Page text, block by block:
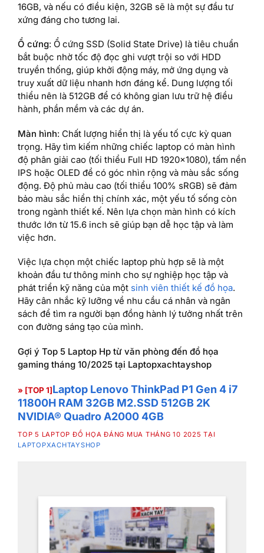
16GB, và nếu có điều kiện, 32GB sẽ là một sự đầu tư
xứng đáng cho tương lai.
Ổ cứng: Ổ cứng SSD (Solid State Drive) là tiêu chuẩn
bắt buộc nhờ tốc độ đọc ghi vượt trội so với HDD
truyền thống, giúp khởi động máy, mở ứng dụng và
truy xuất dữ liệu nhanh hơn đáng kể. Dung lượng tối
thiểu nên là 512GB để có không gian lưu trữ hệ điều
hành, phần mềm và các dự án.
Màn hình: Chất lượng hiển thị là yếu tố cực kỳ quan
trọng. Hãy tìm kiếm những chiếc laptop có màn hình
độ phân giải cao (tối thiểu Full HD 1920×1080), tấm nền
IPS hoặc OLED để có góc nhìn rộng và màu sắc sống
động. Độ phủ màu cao (tối thiểu 100% sRGB) sẽ đảm
bảo màu sắc hiển thị chính xác, một yếu tố sống còn
trong ngành thiết kế. Nên lựa chọn màn hình có kích
thước lớn từ 15.6 inch sẽ giúp bạn dễ học tập và làm
việc hơn.
Việc lựa chọn một chiếc laptop phù hợp sẽ là một
khoản đầu tư thông minh cho sự nghiệp học tập và
phát triển kỹ năng của một sinh viên thiết kế đồ họa.
Hãy cân nhắc kỹ lưỡng về nhu cầu cá nhân và ngân
sách để tìm ra người bạn đồng hành lý tưởng nhất trên
con đường sáng tạo của mình.
Gợi ý Top 5 Laptop Hp từ văn phòng đến đồ họa
gaming tháng 10/2025 tại Laptopxachtayshop
» [TOP 1]Laptop Lenovo ThinkPad P1 Gen 4 i7
11800H RAM 32GB M2.SSD 512GB 2K
NVIDIA® Quadro A2000 4GB
TOP 5 LAPTOP ĐỒ HỌA ĐÁNG MUA THÁNG 10 2025 TẠI
LAPTOPXACHTAYSHOP